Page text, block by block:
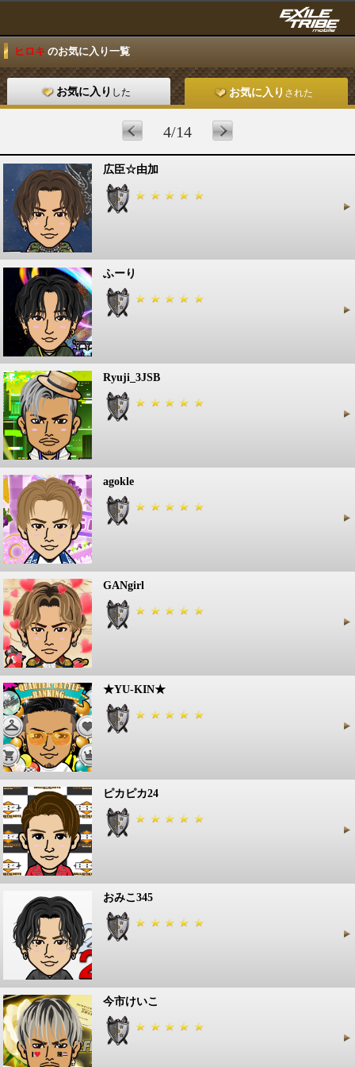
ヒロキ のお気に入り一覧
お気に入り した お気に入り された
4/14
広臣☆由加
ふーり
Ryuji_3JSB
agokle
GANgirl
★YU-KIN★
ピカピカ24
おみこ345
今市けいこ